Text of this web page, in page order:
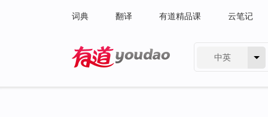
词典 翻译 有道精品课 云笔记
中英